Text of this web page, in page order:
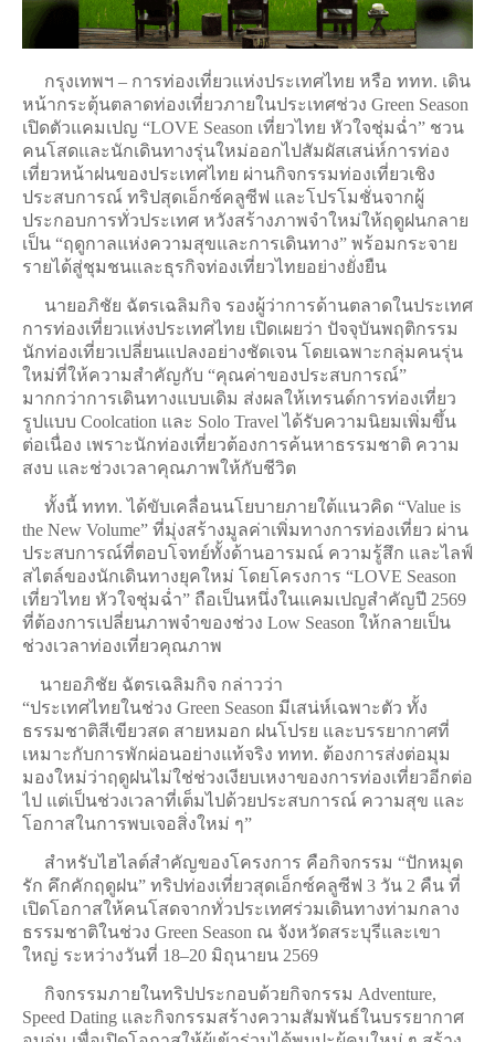
กรุงเทพฯ – การท่องเที่ยวแห่งประเทศไทย หรือ ททท. เดิน
หน้ากระตุ้นตลาดท่องเที่ยวภายในประเทศช่วง Green Season
เปิดตัวแคมเปญ “LOVE Season เที่ยวไทย หัวใจชุ่มฉ่ำ” ชวน
คนโสดและนักเดินทางรุ่นใหม่ออกไปสัมผัสเสน่ห์การท่อง
เที่ยวหน้าฝนของประเทศไทย ผ่านกิจกรรมท่องเที่ยวเชิง
ประสบการณ์ ทริปสุดเอ็กซ์คลูซีฟ และโปรโมชั่นจากผู้
ประกอบการทั่วประเทศ หวังสร้างภาพจำใหม่ให้ฤดูฝนกลาย
เป็น “ฤดูกาลแห่งความสุขและการเดินทาง” พร้อมกระจาย
รายได้สู่ชุมชนและธุรกิจท่องเที่ยวไทยอย่างยั่งยืน
นายอภิชัย ฉัตรเฉลิมกิจ รองผู้ว่าการด้านตลาดในประเทศ
การท่องเที่ยวแห่งประเทศไทย เปิดเผยว่า ปัจจุบันพฤติกรรม
นักท่องเที่ยวเปลี่ยนแปลงอย่างชัดเจน โดยเฉพาะกลุ่มคนรุ่น
ใหม่ที่ให้ความสำคัญกับ “คุณค่าของประสบการณ์”
มากกว่าการเดินทางแบบเดิม ส่งผลให้เทรนด์การท่องเที่ยว
รูปแบบ Coolcation และ Solo Travel ได้รับความนิยมเพิ่มขึ้น
ต่อเนื่อง เพราะนักท่องเที่ยวต้องการค้นหาธรรมชาติ ความ
สงบ และช่วงเวลาคุณภาพให้กับชีวิต
ทั้งนี้ ททท. ได้ขับเคลื่อนนโยบายภายใต้แนวคิด “Value is
the New Volume” ที่มุ่งสร้างมูลค่าเพิ่มทางการท่องเที่ยว ผ่าน
ประสบการณ์ที่ตอบโจทย์ทั้งด้านอารมณ์ ความรู้สึก และไลฟ์
สไตล์ของนักเดินทางยุคใหม่ โดยโครงการ “LOVE Season
เที่ยวไทย หัวใจชุ่มฉ่ำ” ถือเป็นหนึ่งในแคมเปญสำคัญปี 2569
ที่ต้องการเปลี่ยนภาพจำของช่วง Low Season ให้กลายเป็น
ช่วงเวลาท่องเที่ยวคุณภาพ
นายอภิชัย ฉัตรเฉลิมกิจ กล่าวว่า
“ประเทศไทยในช่วง Green Season มีเสน่ห์เฉพาะตัว ทั้ง
ธรรมชาติสีเขียวสด สายหมอก ฝนโปรย และบรรยากาศที่
เหมาะกับการพักผ่อนอย่างแท้จริง ททท. ต้องการส่งต่อมุม
มองใหม่ว่าฤดูฝนไม่ใช่ช่วงเงียบเหงาของการท่องเที่ยวอีกต่อ
ไป แต่เป็นช่วงเวลาที่เต็มไปด้วยประสบการณ์ ความสุข และ
โอกาสในการพบเจอสิ่งใหม่ ๆ”
สำหรับไฮไลต์สำคัญของโครงการ คือกิจกรรม “ปักหมุด
รัก คึกคักฤดูฝน” ทริปท่องเที่ยวสุดเอ็กซ์คลูซีฟ 3 วัน 2 คืน ที่
เปิดโอกาสให้คนโสดจากทั่วประเทศร่วมเดินทางท่ามกลาง
ธรรมชาติในช่วง Green Season ณ จังหวัดสระบุรีและเขา
ใหญ่ ระหว่างวันที่ 18–20 มิถุนายน 2569
กิจกรรมภายในทริปประกอบด้วยกิจกรรม Adventure,
Speed Dating และกิจกรรมสร้างความสัมพันธ์ในบรรยากาศ